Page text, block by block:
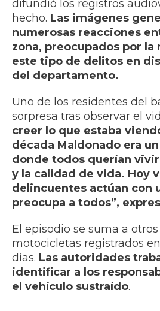
difundió los registros
hecho. Las imágenes
numerosas reacciones
zona, preocupados por
este tipo de delitos en
del departamento.
Uno de los residentes del
sorpresa tras observar el
creer lo que estaba
década Maldonado era
donde todos querían
y la calidad de vida. Hoy
delincuentes actúan con
preocupa a todos”,
El episodio se suma a
motocicletas registrados
días. Las autoridades
identificar a los
el vehículo sustraído.